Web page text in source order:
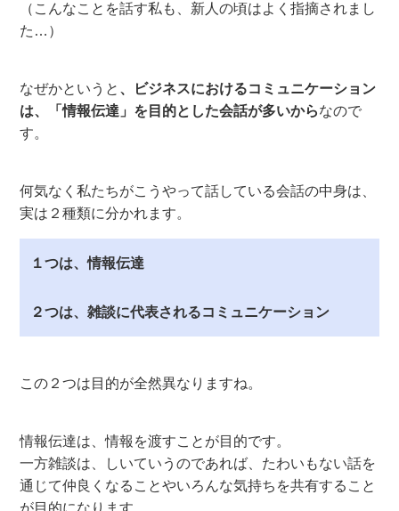
（こんなことを話す私も、新人の頃はよく指摘されまし
た…）
なぜかというと 、ビジネスにおけるコミュニケーション
は、「情報伝達」を目的とした会話が多いからなので
す。
何気なく私たちがこうやって話している会話の中身は、
実は２種類に分かれます。
１つは、情報伝達
２つは、雑談に代表されるコミュニケーション
この２つは目的が全然異なりますね。
情報伝達は、情報を渡すことが目的です。
一方雑談は、しいていうのであれば、たわいもない話を
通じて仲良くなることやいろんな気持ちを共有すること